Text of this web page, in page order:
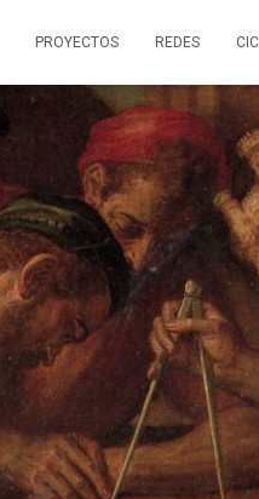
PROYECTOS REDES